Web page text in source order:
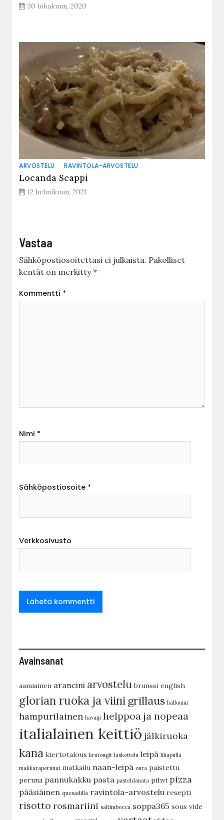
30 lokakuun, 2020
ARVOSTELU RAVINTOLA-ARVOSTELU
Locanda Scappi
12 helmikuun, 2021
Vastaa
Sähköpostiosoitettasi ei julkaista. Pakolliset
kentät on merkitty*
Kommentti *
Nimi *
Sähköpostiosoite *
Verkkosivusto
Avainsanat
aamiainen arancini arvostelu brunssi english
glorian ruoka ja viini grillaus halloumi
hampurilainen havaiji helppoa ja nopeaa
italialainen keittiö jälkiruoka
kana kiertotalous krutongit laskettelu leipä lihapulla
makkaraperunat matkailu naan-leipä oura paistettu
peruna pannukakku pasta pasteldanata pihvi pizza
pääsiäinen quesadilla ravintola-arvostelu resepti
risotto rosmariini saltimbocca soppa365 sous vide